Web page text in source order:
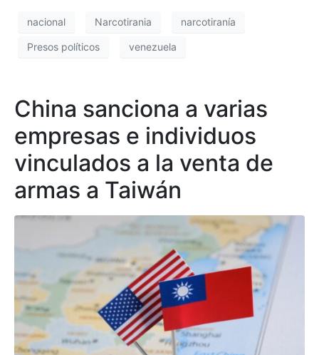
nacional Narcotirania narcotiranía
Presos políticos venezuela
China sanciona a varias
empresas e individuos
vinculados a la venta de
armas a Taiwán